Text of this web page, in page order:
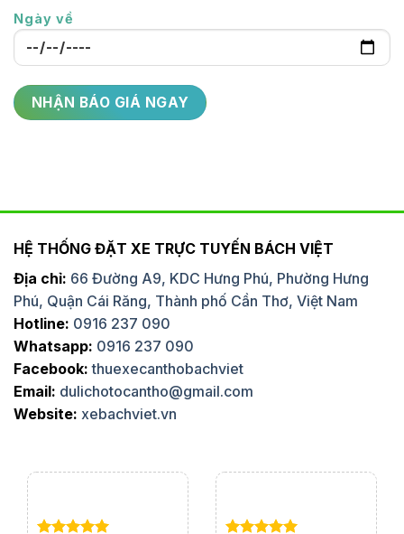
Ngày về
HỆ THỐNG ĐẶT XE TRỰC TUYẾN BÁCH VIỆT
Địa chỉ: 66 Đường A9, KDC Hưng Phú, Phường Hưng
Phú, Quận Cái Răng, Thành phố Cần Thơ, Việt Nam
Hotline: 0916 237 090
Whatsapp: 0916 237 090
Facebook: thuexecanthobachviet
Email: dulichotocantho@gmail.com
Website: xebachviet.vn